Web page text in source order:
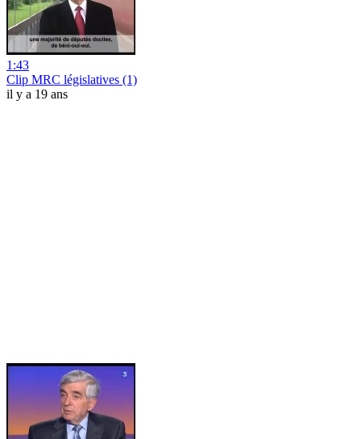
1:43
Clip MRC législatives (1)
il y a 19 ans